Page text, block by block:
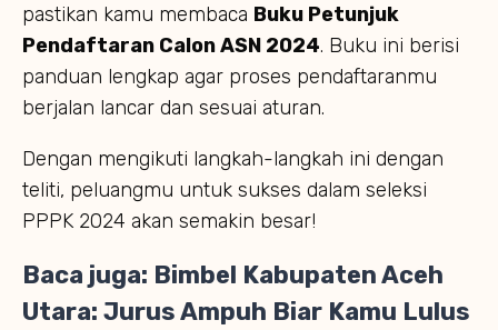
pastikan kamu membaca Buku Petunjuk
Pendaftaran Calon ASN 2024. Buku ini berisi
panduan lengkap agar proses pendaftaranmu
berjalan lancar dan sesuai aturan.
Dengan mengikuti langkah-langkah ini dengan
teliti, peluangmu untuk sukses dalam seleksi
PPPK 2024 akan semakin besar!
Baca juga: Bimbel Kabupaten Aceh
Utara: Jurus Ampuh Biar Kamu Lulus